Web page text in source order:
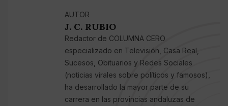
AUTOR
J. C. RUBIO
Redactor de COLUMNA CERO
especializado en Televisión, Casa Real,
Sucesos, Obituarios y Redes Sociales
(noticias virales sobre políticos y famosos),
ha desarrollado la mayor parte de su
carrera en las provincias andaluzas de